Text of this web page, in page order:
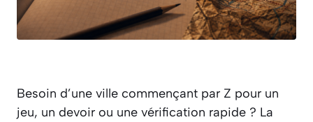
Besoin d’une ville commençant par Z pour un
jeu, un devoir ou une vérification rapide ? La